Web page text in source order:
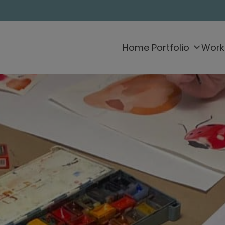
Home Portfolio Work